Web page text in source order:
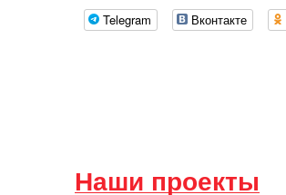
Telegram Вконтакте
Наши проекты